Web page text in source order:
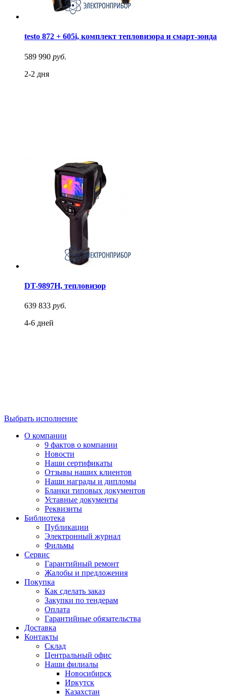
testo 872 + 605i, комплект тепловизора и смарт-зонда
589 990 руб.
2-2 дня
DT-9897H, тепловизор
639 833 руб.
4-6 дней
Выбрать исполнение
О компании
9 фактов о компании
Новости
Наши сертификаты
Отзывы наших клиентов
Наши награды и дипломы
Бланки типовых документов
Уставные документы
Реквизиты
Библиотека
Публикации
Электронный журнал
Фильмы
Сервис
Гарантийный ремонт
Жалобы и предложения
Покупка
Как сделать заказ
Закупки по тендерам
Оплата
Гарантийные обязательства
Доставка
Контакты
Склад
Центральный офис
Наши филиалы
Новосибирск
Иркутск
Казахстан